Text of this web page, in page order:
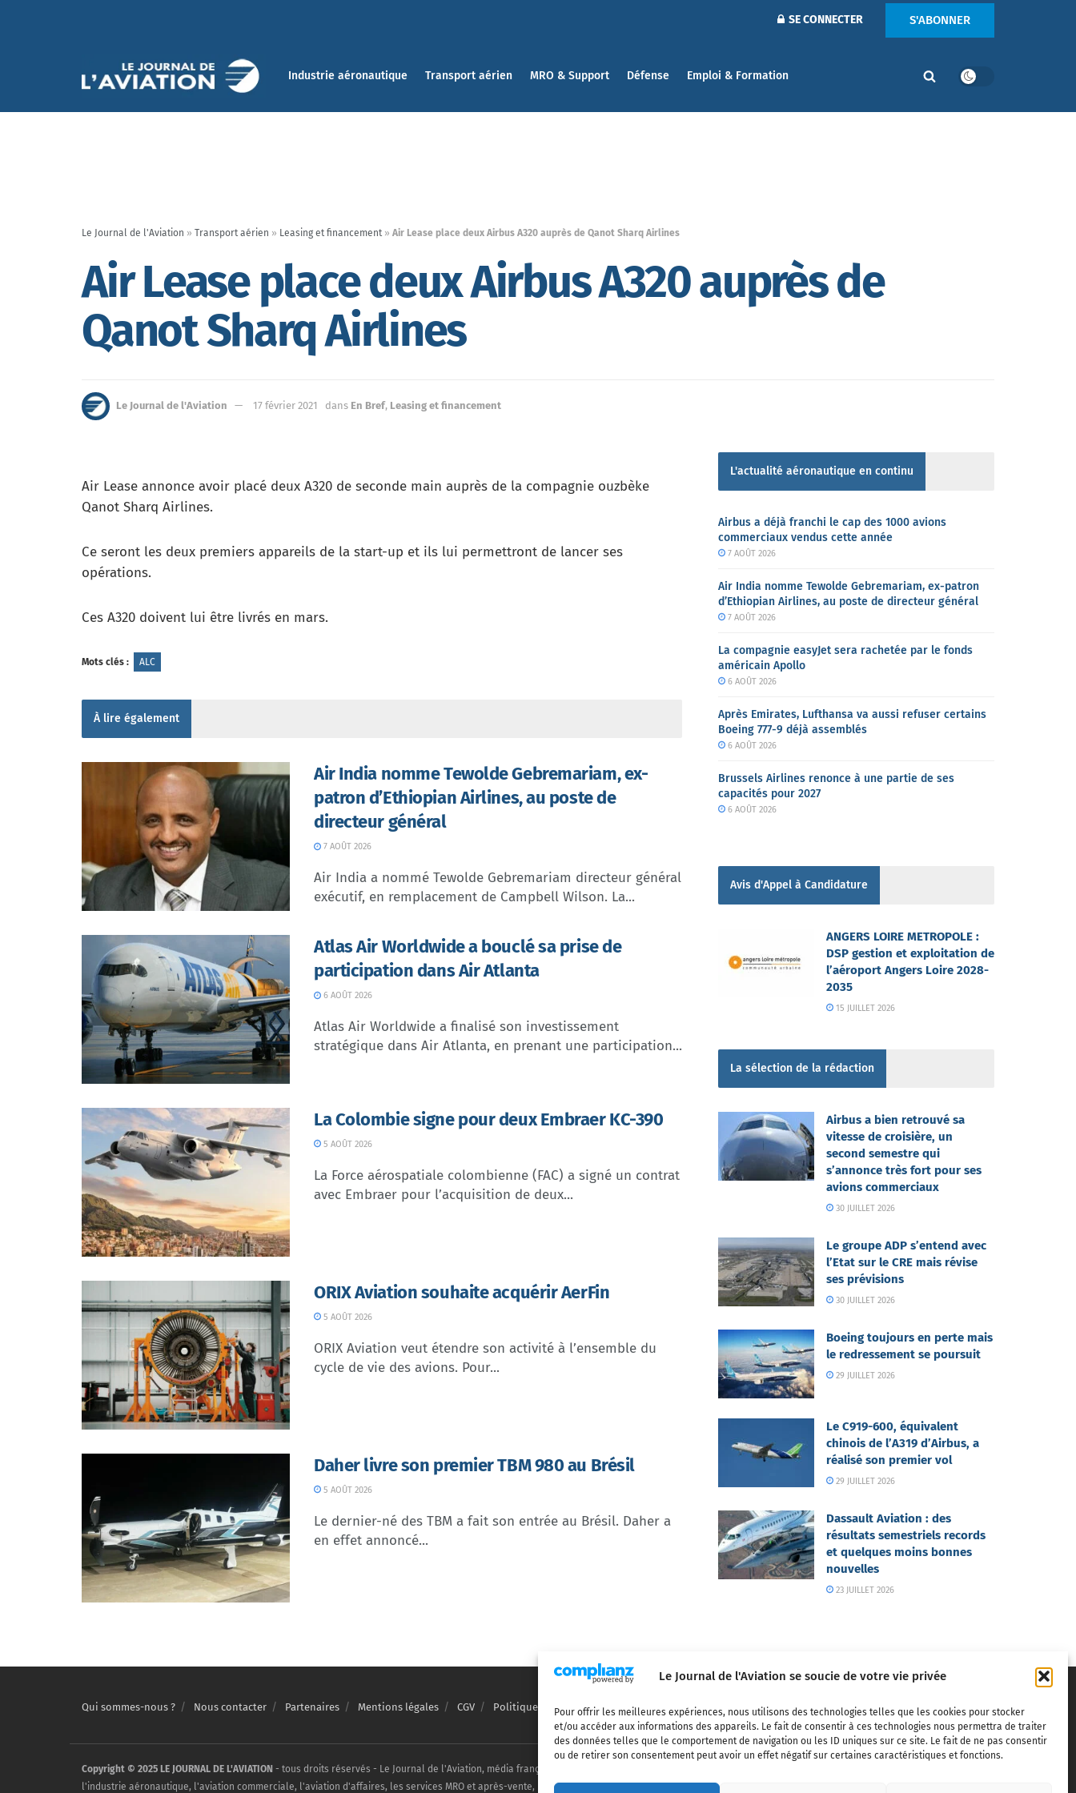
Le Journal de l'Aviation se soucie de votre vie privée
Pour offrir les meilleures expériences, nous utilisons des technologies telles que les cookies pour stocker
et/ou accéder aux informations des appareils. Le fait de consentir à ces technologies nous permettra de traiter
des données telles que le comportement de navigation ou les ID uniques sur ce site. Le fait de ne pas consentir
ou de retirer son consentement peut avoir un effet négatif sur certaines caractéristiques et fonctions.
SE CONNECTER S'ABONNER
Industrie aéronautique Transport aérien MRO & Support Défense Emploi & Formation
Le Journal de l'Aviation » Transport aérien » Leasing et financement » Air Lease place deux Airbus A320 auprès de Qanot Sharq Airlines
Air Lease place deux Airbus A320 auprès de
Qanot Sharq Airlines
Le Journal de l'Aviation 17 février 2021 dans En Bref, Leasing et financement
Air Lease annonce avoir placé deux A320 de seconde main auprès de la compagnie ouzbèke
Qanot Sharq Airlines.
Ce seront les deux premiers appareils de la start-up et ils lui permettront de lancer ses
opérations.
Ces A320 doivent lui être livrés en mars.
Mots clés : ALC
À lire également
Air India nomme Tewolde Gebremariam, ex-
patron d’Ethiopian Airlines, au poste de
directeur général
7 AOÛT 2026
Air India a nommé Tewolde Gebremariam directeur général
exécutif, en remplacement de Campbell Wilson. La...
Atlas Air Worldwide a bouclé sa prise de
participation dans Air Atlanta
6 AOÛT 2026
Atlas Air Worldwide a finalisé son investissement
stratégique dans Air Atlanta, en prenant une participation...
La Colombie signe pour deux Embraer KC-390
5 AOÛT 2026
La Force aérospatiale colombienne (FAC) a signé un contrat
avec Embraer pour l’acquisition de deux...
ORIX Aviation souhaite acquérir AerFin
5 AOÛT 2026
ORIX Aviation veut étendre son activité à l’ensemble du
cycle de vie des avions. Pour...
Daher livre son premier TBM 980 au Brésil
5 AOÛT 2026
Le dernier-né des TBM a fait son entrée au Brésil. Daher a
en effet annoncé...
L'actualité aéronautique en continu
Airbus a déjà franchi le cap des 1000 avions
commerciaux vendus cette année
7 AOÛT 2026
Air India nomme Tewolde Gebremariam, ex-patron
d’Ethiopian Airlines, au poste de directeur général
7 AOÛT 2026
La compagnie easyJet sera rachetée par le fonds
américain Apollo
6 AOÛT 2026
Après Emirates, Lufthansa va aussi refuser certains
Boeing 777-9 déjà assemblés
6 AOÛT 2026
Brussels Airlines renonce à une partie de ses
capacités pour 2027
6 AOÛT 2026
Avis d'Appel à Candidature
ANGERS LOIRE METROPOLE :
DSP gestion et exploitation de
l’aéroport Angers Loire 2028-
2035
15 JUILLET 2026
La sélection de la rédaction
Airbus a bien retrouvé sa
vitesse de croisière, un
second semestre qui
s’annonce très fort pour ses
avions commerciaux
30 JUILLET 2026
Le groupe ADP s’entend avec
l’Etat sur le CRE mais révise
ses prévisions
30 JUILLET 2026
Boeing toujours en perte mais
le redressement se poursuit
29 JUILLET 2026
Le C919-600, équivalent
chinois de l’A319 d’Airbus, a
réalisé son premier vol
29 JUILLET 2026
Dassault Aviation : des
résultats semestriels records
et quelques moins bonnes
nouvelles
23 JUILLET 2026
Qui sommes-nous ? Nous contacter Partenaires Mentions légales CGV Politique de confidentialité
Copyright © 2025 LE JOURNAL DE L'AVIATION - tous droits réservés - Le Journal de l'Aviation, média français de référence couvrant l'actualité de
l'industrie aéronautique, l'aviation commerciale, l'aviation d'affaires, les services MRO et après-vente, le financement et la location d'aéronefs civils,